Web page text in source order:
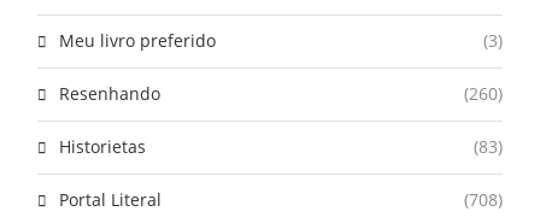
Meu livro preferido (3)
Resenhando (260)
Historietas (83)
Portal Literal (708)